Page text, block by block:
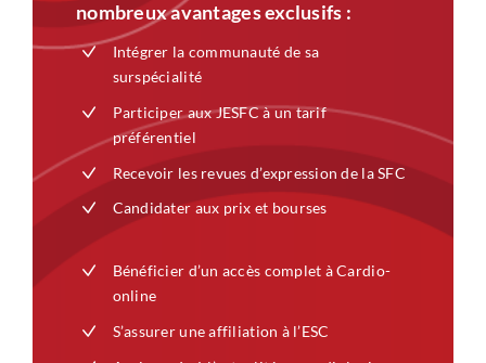
nombreux avantages exclusifs :
Intégrer la communauté de sa
surspécialité
Participer aux JESFC à un tarif
préférentiel
Recevoir les revues d’expression de la SFC
Candidater aux prix et bourses
Bénéficier d’un accès complet à Cardio-
online
S’assurer une affiliation à l’ESC